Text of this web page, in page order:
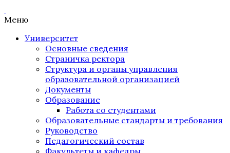
Меню
Университет
Основные сведения
Страничка ректора
Структура и органы управления
образовательной организацией
Документы
Образование
Работа со студентами
Образовательные стандарты и требования
Руководство
Педагогический состав
Факультеты и кафедры